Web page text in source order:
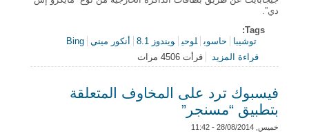
دي”.
Tags:
توشيبا
حاسوب لوحي ويندوز 8.1 أنكور ميني
Bing
قراءة المزيد
حول “توشيبا” تكشف عن حاسوب لوحي بنظام “ويندوز
8.1″ وبسعر 100 دولار
قرأت 4506 مرات
فيسبوك ترد على المخاوف المتعلقة
بتطبيق “مسنجر”
خميس, 28/08/2014 - 11:42